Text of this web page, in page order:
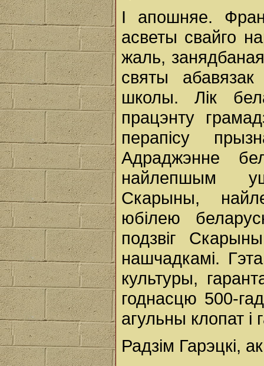
І апошняе.
асветы свайго
жаль,
святы
школы. Лік
працэнту
перапісу
Адраджэнне
найлепшым
Скарыны,
юбілею
подзвіг
нашчадкамі.
культуры,
годнасцю 500-
агульны клопат і
Радзім Гарэцкі,